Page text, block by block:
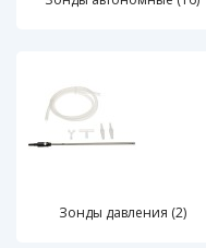
Зонды давления (2)